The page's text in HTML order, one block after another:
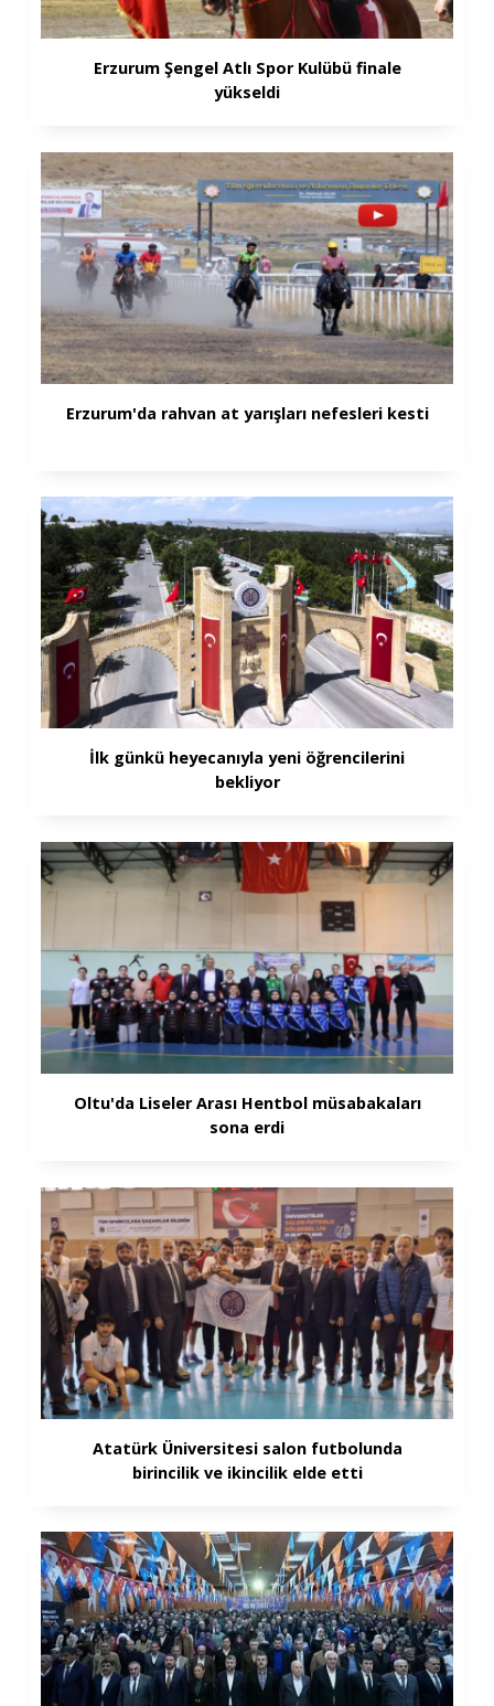
Erzurum Şengel Atlı Spor Kulübü finale
yükseldi
Erzurum'da rahvan at yarışları nefesleri kesti
İlk günkü heyecanıyla yeni öğrencilerini
bekliyor
Oltu'da Liseler Arası Hentbol müsabakaları
sona erdi
Atatürk Üniversitesi salon futbolunda
birincilik ve ikincilik elde etti